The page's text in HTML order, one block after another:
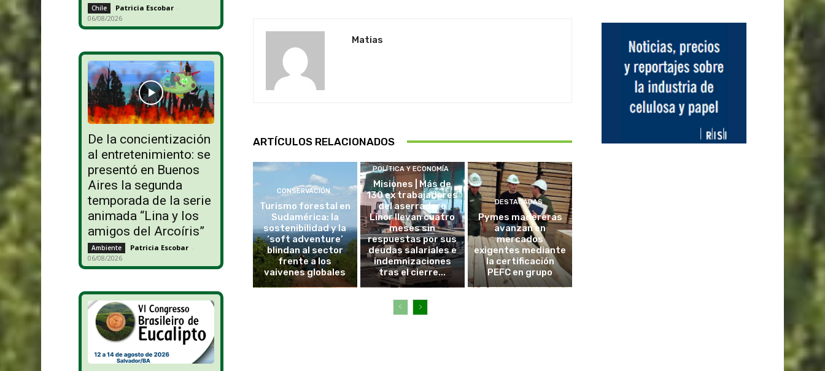
Chile Patricia Escobar -
06/08/2026
De la concientización
al entretenimiento: se
presentó en Buenos
Aires la segunda
temporada de la serie
animada “Lina y los
amigos del Arcoíris”
Ambiente Patricia Escobar -
06/08/2026
Matias
ARTÍCULOS RELACIONADOS
CONSERVACIÓN
Turismo forestal en
Sudamérica: la
sostenibilidad y la
‘soft adventure’
blindan al sector
frente a los
vaivenes globales
POLÍTICA Y ECONOMÍA
Misiones | Más de
130 ex trabajadores
del aserradero
Linor llevan cuatro
meses sin
respuestas por sus
deudas salariales e
indemnizaciones
tras el cierre...
DESTACADAS
Pymes madereras
avanzan en
mercados
exigentes mediante
la certificación
PEFC en grupo